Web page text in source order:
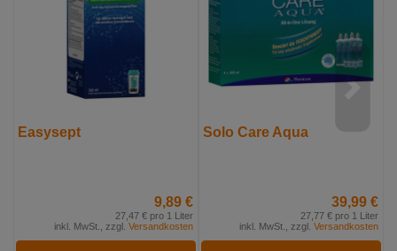
Easysept
9,89 €
27,47 € pro 1 Liter
inkl. MwSt., zzgl. Versandkosten
Solo Care Aqua
39,99 €
27,77 € pro 1 Liter
inkl. MwSt., zzgl. Versandkosten